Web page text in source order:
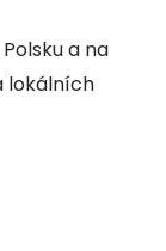
a na
lokálních